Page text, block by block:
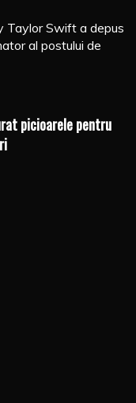
Taylor Swift a depus
al postului de
picioarele pentru